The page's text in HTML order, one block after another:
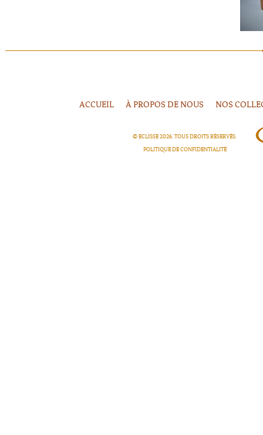
ACCUEIL À PROPOS DE NOUS NOS
© ECLISSE2026. TOUS DROITS RÉSERVÉS.
POLITIQUE DE CONFIDENTIALITÉ